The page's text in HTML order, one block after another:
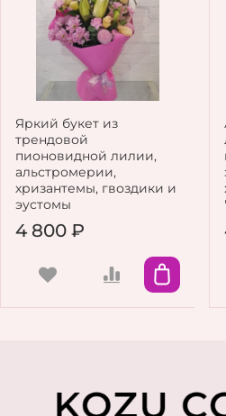
Яркий букет из
трендовой
пионовидной лилии,
альстромерии,
хризантемы, гвоздики и
эустомы
4 800 ₽